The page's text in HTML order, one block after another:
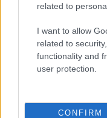
related to
I want to allow
related to
functionality and
user protection.
CONFIRM